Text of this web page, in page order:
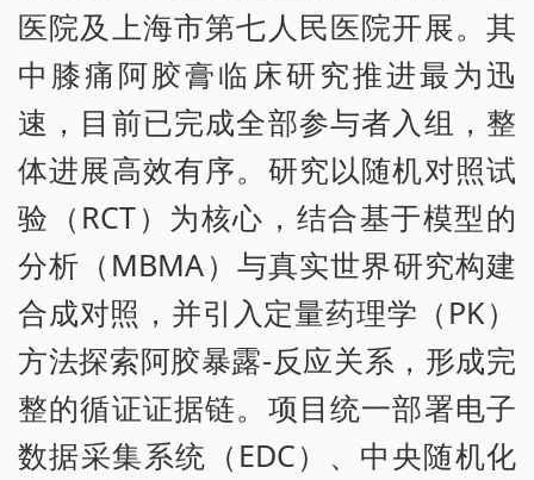
医院及上海市第七人民医院开展。其
中膝痛阿胶膏临床研究推进最为迅
速，目前已完成全部参与者入组，整
体进展高效有序。研究以随机对照试
验（RCT）为核心，结合基于模型的
分析（MBMA）与真实世界研究构建
合成对照，并引入定量药理学（PK）
方法探索阿胶暴露-反应关系，形成完
整的循证证据链。项目统一部署电子
数据采集系统（EDC）、中央随机化